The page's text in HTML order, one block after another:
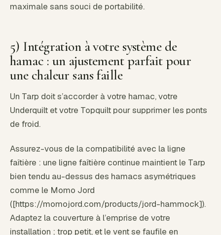
maximale sans souci de portabilité.
5) Intégration à votre système de
hamac : un ajustement parfait pour
une chaleur sans faille
Un Tarp doit s’accorder à votre hamac, votre
Underquilt et votre Topquilt pour supprimer les ponts
de froid.
Assurez-vous de la compatibilité avec la ligne
faîtière : une ligne faîtière continue maintient le Tarp
bien tendu au-dessus des hamacs asymétriques
comme le Momo Jord
([https://momojord.com/products/jord-hammock]).
Adaptez la couverture à l’emprise de votre
installation ; trop petit, et le vent se faufile en